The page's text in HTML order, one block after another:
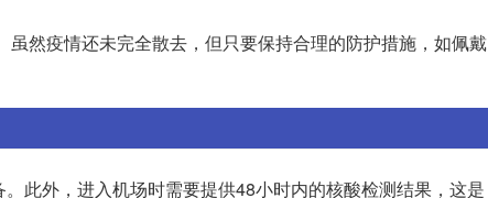
虽然疫情还未完全散去，但只要保持合理的防护措施，如佩戴
此外，进入机场时需要提供48小时内的核酸检测结果，这是